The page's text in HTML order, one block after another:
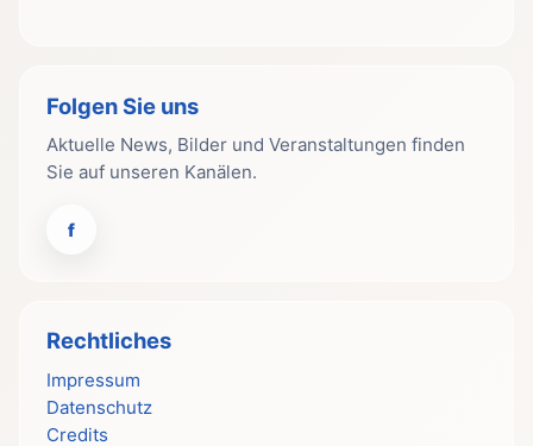
Folgen Sie uns
Aktuelle News, Bilder und Veranstaltungen finden
Sie auf unseren Kanälen.
f
Rechtliches
Impressum
Datenschutz
Credits